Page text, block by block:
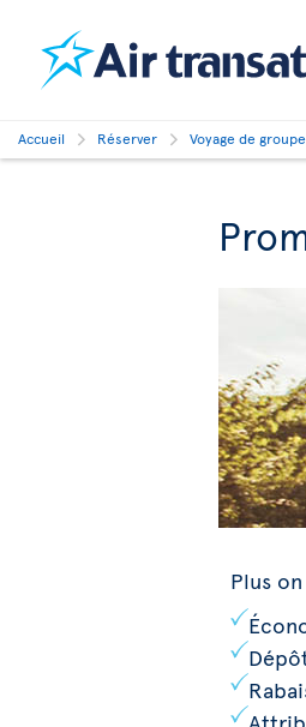
Accueil Réserver Voyage de groupe
Plus